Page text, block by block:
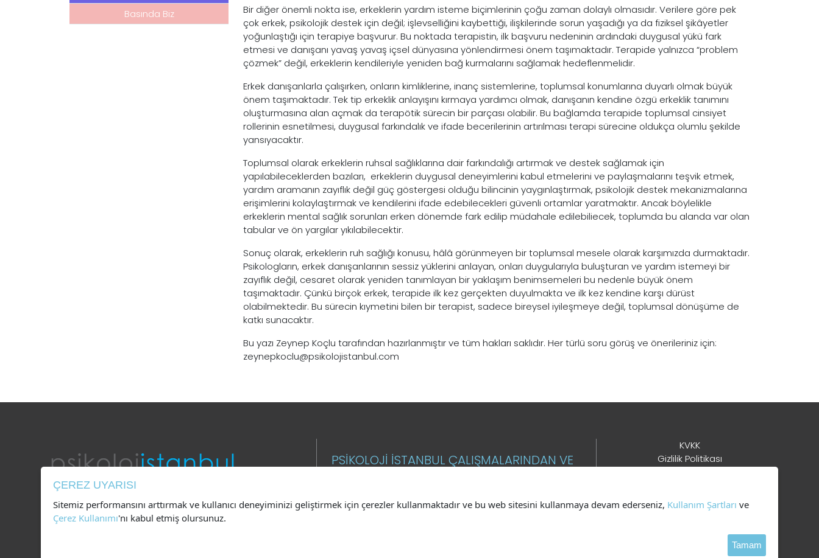
Basında Biz
Bir diğer önemli nokta ise, erkeklerin yardım isteme biçimlerinin çoğu zaman dolaylı olmasıdır. Verilere göre pek
çok erkek, psikolojik destek için değil; işlevselliğini kaybettiği, ilişkilerinde sorun yaşadığı ya da fiziksel şikâyetler
yoğunlaştığı için terapiye başvurur. Bu noktada terapistin, ilk başvuru nedeninin ardındaki duygusal yükü fark
etmesi ve danışanı yavaş yavaş içsel dünyasına yönlendirmesi önem taşımaktadır. Terapide yalnızca “problem
çözmek” değil, erkeklerin kendileriyle yeniden bağ kurmalarını sağlamak hedeflenmelidir.
Erkek danışanlarla çalışırken, onların kimliklerine, inanç sistemlerine, toplumsal konumlarına duyarlı olmak büyük
önem taşımaktadır. Tek tip erkeklik anlayışını kırmaya yardımcı olmak, danışanın kendine özgü erkeklik tanımını
oluşturmasına alan açmak da terapötik sürecin bir parçası olabilir. Bu bağlamda terapide toplumsal cinsiyet
rollerinin esnetilmesi, duygusal farkındalık ve ifade becerilerinin artırılması terapi sürecine oldukça olumlu şekilde
yansıyacaktır.
Toplumsal olarak erkeklerin ruhsal sağlıklarına dair farkındalığı artırmak ve destek sağlamak için
yapılabileceklerden bazıları, erkeklerin duygusal deneyimlerini kabul etmelerini ve paylaşmalarını teşvik etmek,
yardım aramanın zayıflık değil güç göstergesi olduğu bilincinin yaygınlaştırmak, psikolojik destek mekanizmalarına
erişimlerini kolaylaştırmak ve kendilerini ifade edebilecekleri güvenli ortamlar yaratmaktır. Ancak böylelikle
erkeklerin mental sağlık sorunları erken dönemde fark edilip müdahale edilebiliecek, toplumda bu alanda var olan
tabular ve ön yargılar yıkılabilecektir.
Sonuç olarak, erkeklerin ruh sağlığı konusu, hâlâ görünmeyen bir toplumsal mesele olarak karşımızda durmaktadır.
Psikologların, erkek danışanlarının sessiz yüklerini anlayan, onları duygularıyla buluşturan ve yardım istemeyi bir
zayıflık değil, cesaret olarak yeniden tanımlayan bir yaklaşım benimsemeleri bu nedenle büyük önem
taşımaktadır. Çünkü birçok erkek, terapide ilk kez gerçekten duyulmakta ve ilk kez kendine karşı dürüst
olabilmektedir. Bu sürecin kıymetini bilen bir terapist, sadece bireysel iyileşmeye değil, toplumsal dönüşüme de
katkı sunacaktır.
Bu yazı Zeynep Koçlu tarafından hazırlanmıştır ve tüm hakları saklıdır. Her türlü soru görüş ve önerileriniz için:
zeynepkoclu@psikolojistanbul.com
0546 777 18 99
bilgi@psikolojistanbul.com
PSİKOLOJİ İSTANBUL ÇALIŞMALARINDAN VE
KVKK
Gizlilik Politikası
ÇEREZ UYARISI
Sitemiz performansını arttırmak ve kullanıcı deneyiminizi geliştirmek için çerezler kullanmaktadır ve bu web sitesini kullanmaya devam ederseniz, Kullanım Şartları ve
Çerez Kullanımı'nı kabul etmiş olursunuz.
Tamam